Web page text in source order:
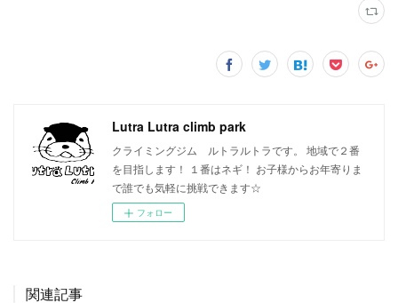
Lutra Lutra climb park
クライミングジム ルトラルトラです。 地域で２番
を目指します！ １番はネギ！ お子様からお年寄りま
で誰でも気軽に挑戦できます☆
フォロー
関連記事